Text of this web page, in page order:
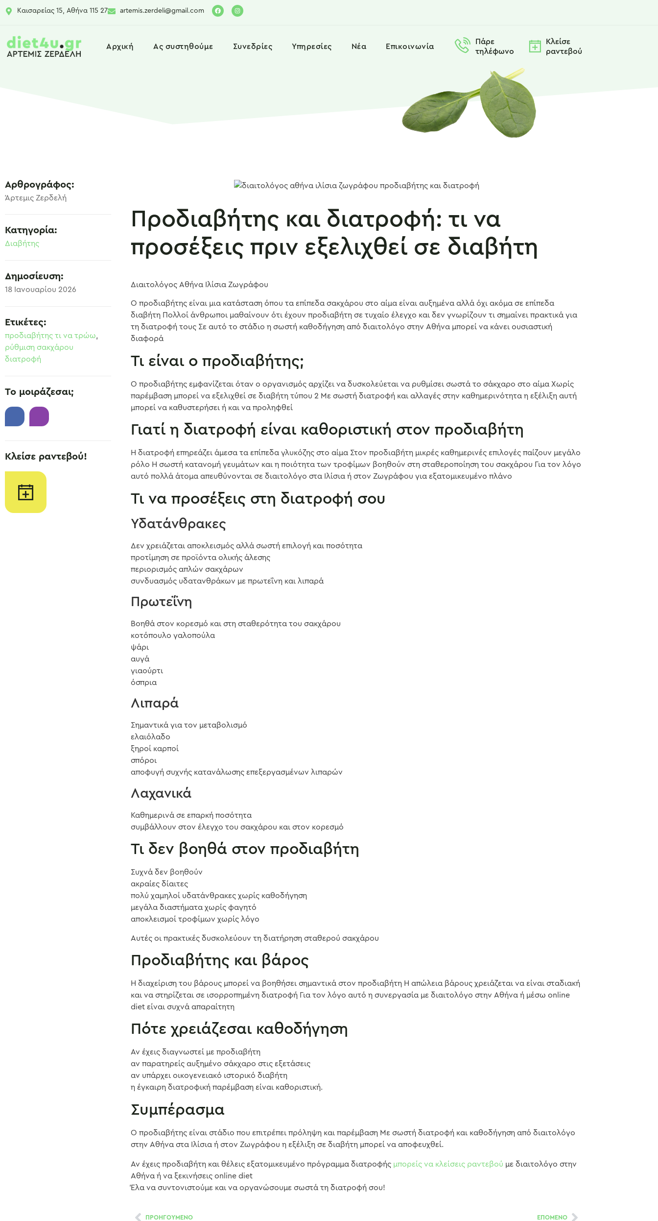
Καισαρείας 15, Αθήνα 115 27 artemis.zerdeli@gmail.com
Αρχική Ας συστηθούμε Συνεδρίες Υπηρεσίες Νέα Επικοινωνία
Πάρε
τηλέφωνο
Κλείσε
ραντεβού
Αρθρογράφος:
Άρτεμις Ζερδελή
Κατηγορία:
Διαβήτης
Δημοσίευση:
18 Ιανουαρίου 2026
Ετικέτες:
προδιαβήτης τι να τρώω,
ρύθμιση σακχάρου
διατροφή
Το μοιράζεσαι;
Κλείσε ραντεβού!
Προδιαβήτης και διατροφή: τι να
προσέξεις πριν εξελιχθεί σε διαβήτη
Διαιτολόγος Αθήνα Ιλίσια Ζωγράφου
Ο προδιαβήτης είναι μια κατάσταση όπου τα επίπεδα σακχάρου στο αίμα είναι αυξημένα αλλά όχι ακόμα σε επίπεδα
διαβήτη Πολλοί άνθρωποι μαθαίνουν ότι έχουν προδιαβήτη σε τυχαίο έλεγχο και δεν γνωρίζουν τι σημαίνει πρακτικά για
τη διατροφή τους Σε αυτό το στάδιο η σωστή καθοδήγηση από διαιτολόγο στην Αθήνα μπορεί να κάνει ουσιαστική
διαφορά
Τι είναι ο προδιαβήτης;
Ο προδιαβήτης εμφανίζεται όταν ο οργανισμός αρχίζει να δυσκολεύεται να ρυθμίσει σωστά το σάκχαρο στο αίμα Χωρίς
παρέμβαση μπορεί να εξελιχθεί σε διαβήτη τύπου 2 Με σωστή διατροφή και αλλαγές στην καθημερινότητα η εξέλιξη αυτή
μπορεί να καθυστερήσει ή και να προληφθεί
Γιατί η διατροφή είναι καθοριστική στον προδιαβήτη
Η διατροφή επηρεάζει άμεσα τα επίπεδα γλυκόζης στο αίμα Στον προδιαβήτη μικρές καθημερινές επιλογές παίζουν μεγάλο
ρόλο Η σωστή κατανομή γευμάτων και η ποιότητα των τροφίμων βοηθούν στη σταθεροποίηση του σακχάρου Για τον λόγο
αυτό πολλά άτομα απευθύνονται σε διαιτολόγο στα Ιλίσια ή στον Ζωγράφου για εξατομικευμένο πλάνο
Τι να προσέξεις στη διατροφή σου
Υδατάνθρακες
Δεν χρειάζεται αποκλεισμός αλλά σωστή επιλογή και ποσότητα
προτίμηση σε προϊόντα ολικής άλεσης
περιορισμός απλών σακχάρων
συνδυασμός υδατανθράκων με πρωτεΐνη και λιπαρά
Πρωτεΐνη
Βοηθά στον κορεσμό και στη σταθερότητα του σακχάρου
κοτόπουλο γαλοπούλα
ψάρι
αυγά
γιαούρτι
όσπρια
Λιπαρά
Σημαντικά για τον μεταβολισμό
ελαιόλαδο
ξηροί καρποί
σπόροι
αποφυγή συχνής κατανάλωσης επεξεργασμένων λιπαρών
Λαχανικά
Καθημερινά σε επαρκή ποσότητα
συμβάλλουν στον έλεγχο του σακχάρου και στον κορεσμό
Τι δεν βοηθά στον προδιαβήτη
Συχνά δεν βοηθούν
ακραίες δίαιτες
πολύ χαμηλοί υδατάνθρακες χωρίς καθοδήγηση
μεγάλα διαστήματα χωρίς φαγητό
αποκλεισμοί τροφίμων χωρίς λόγο
Αυτές οι πρακτικές δυσκολεύουν τη διατήρηση σταθερού σακχάρου
Προδιαβήτης και βάρος
Η διαχείριση του βάρους μπορεί να βοηθήσει σημαντικά στον προδιαβήτη Η απώλεια βάρους χρειάζεται να είναι σταδιακή
και να στηρίζεται σε ισορροπημένη διατροφή Για τον λόγο αυτό η συνεργασία με διαιτολόγο στην Αθήνα ή μέσω online
diet είναι συχνά απαραίτητη
Πότε χρειάζεσαι καθοδήγηση
Αν έχεις διαγνωστεί με προδιαβήτη
αν παρατηρείς αυξημένο σάκχαρο στις εξετάσεις
αν υπάρχει οικογενειακό ιστορικό διαβήτη
η έγκαιρη διατροφική παρέμβαση είναι καθοριστική.
Συμπέρασμα
Ο προδιαβήτης είναι στάδιο που επιτρέπει πρόληψη και παρέμβαση Με σωστή διατροφή και καθοδήγηση από διαιτολόγο
στην Αθήνα στα Ιλίσια ή στον Ζωγράφου η εξέλιξη σε διαβήτη μπορεί να αποφευχθεί.
Αν έχεις προδιαβήτη και θέλεις εξατομικευμένο πρόγραμμα διατροφής μπορείς να κλείσεις ραντεβού με διαιτολόγο στην
Αθήνα ή να ξεκινήσεις online diet
Έλα να συντονιστούμε και να οργανώσουμε σωστά τη διατροφή σου!
ΠΡΟΗΓΟΥΜΕΝΟ ΕΠΟΜΕΝΟ